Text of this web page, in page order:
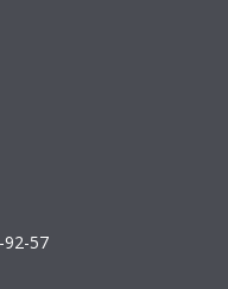
92-57